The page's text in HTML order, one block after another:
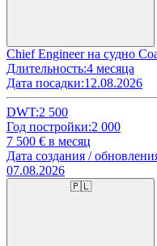
Chief Engineer на судно
Длительность:4 месяца
Дата посадки:12.08.2026
DWT:2 500
Год постройки:2 000
7 500 € в месяц
Дата создания /
07.08.2026
🇵🇱